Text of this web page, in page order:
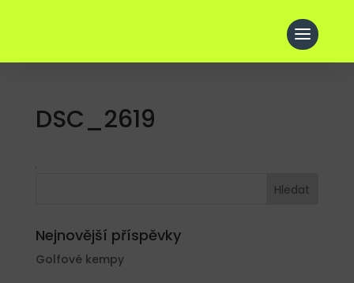
DSC_2619
Nejnovější příspěvky
Golfové kempy